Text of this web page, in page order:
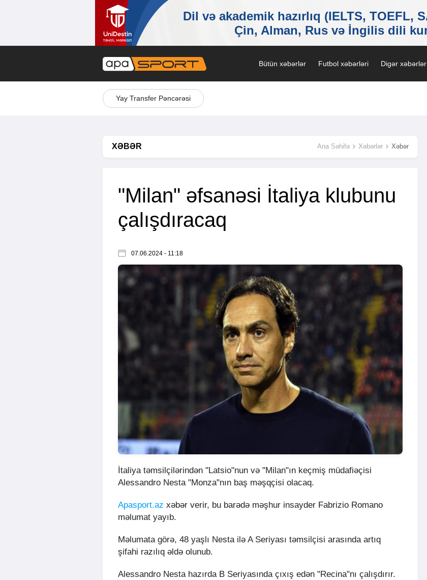
Bütün xəbərlər Futbol xəbərləri Digər xəbərlər
Yay Transfer Pəncərəsi
XƏBƏR Ana Səhifə Xəbərlər Xəbər
"Milan" əfsanəsi İtaliya klubunu
çalışdıracaq
07.06.2024 - 11:18
İtaliya təmsilçilərindən "Latsio"nun və "Milan"ın keçmiş müdafiəçisi
Alessandro Nesta "Monza"nın baş məşqçisi olacaq.
Apasport.az xəbər verir, bu barədə məşhur insayder Fabrizio Romano
məlumat yayıb.
Məlumata görə, 48 yaşlı Nesta ilə A Seriyası təmsilçisi arasında artıq
şifahi razılıq əldə olunub.
Alessandro Nesta hazırda B Seriyasında çıxış edən "Reсina"nı çalışdırır.